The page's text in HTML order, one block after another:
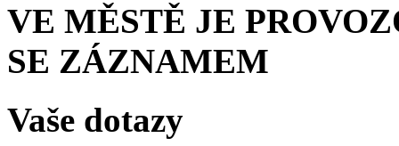
VE MĚSTĚ JE
SE ZÁZNAMEM
Vaše dotazy